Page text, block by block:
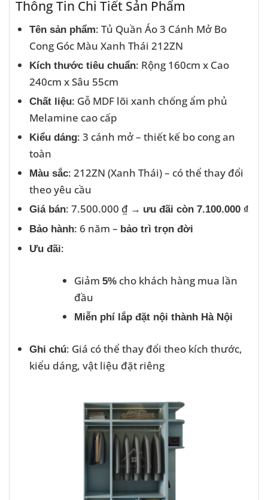
Thông Tin Chi Tiết Sản Phẩm
Tên sản phẩm: Tủ Quần Áo 3 Cánh Mở Bo
Cong Góc Màu Xanh Thái 212ZN
Kích thước tiêu chuẩn: Rộng 160cm x Cao
240cm x Sâu 55cm
Chất liệu: Gỗ MDF lõi xanh chống ẩm phủ
Melamine cao cấp
Kiểu dáng: 3 cánh mở – thiết kế bo cong an
toàn
Màu sắc: 212ZN (Xanh Thái) – có thể thay đổi
theo yêu cầu
Giá bán: 7.500.000 ₫ → ưu đãi còn 7.100.000 ₫
Bảo hành: 6 năm – bảo trì trọn đời
Ưu đãi:
Giảm 5%cho khách hàng mua lần
đầu
Miễn phí lắp đặt nội thành Hà Nội
Ghi chú: Giá có thể thay đổi theo kích thước,
kiểu dáng, vật liệu đặt riêng